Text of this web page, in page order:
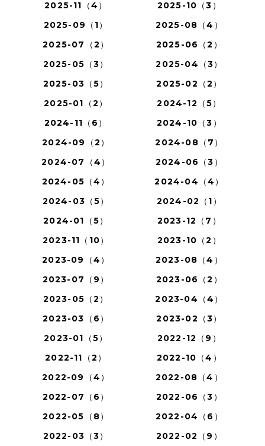
2025-11（4）
2025-10（3）
2025-09（1）
2025-08（4）
2025-07（2）
2025-06（2）
2025-05（3）
2025-04（3）
2025-03（5）
2025-02（2）
2025-01（2）
2024-12（5）
2024-11（6）
2024-10（3）
2024-09（2）
2024-08（7）
2024-07（4）
2024-06（3）
2024-05（4）
2024-04（4）
2024-03（5）
2024-02（1）
2024-01（5）
2023-12（7）
2023-11（10）
2023-10（2）
2023-09（4）
2023-08（4）
2023-07（9）
2023-06（2）
2023-05（2）
2023-04（4）
2023-03（6）
2023-02（3）
2023-01（5）
2022-12（9）
2022-11（2）
2022-10（4）
2022-09（4）
2022-08（4）
2022-07（6）
2022-06（3）
2022-05（8）
2022-04（6）
2022-03（3）
2022-02（9）